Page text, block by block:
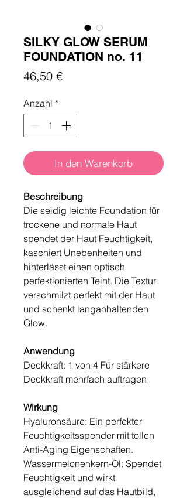
SILKY GLOW SERUM
FOUNDATION no. 11
46,50 €Preis
Anzahl *
In den Warenkorb
Beschreibung
Die seidig leichte Foundation für
trockene und normale Haut
spendet der Haut Feuchtigkeit,
kaschiert Unebenheiten und
hinterlässt einen optisch
perfektionierten Teint. Die Textur
verschmilzt perfekt mit der Haut
und schenkt langanhaltenden
Glow.
Anwendung
Deckkraft: 1 von 4 Für stärkere
Deckkraft mehrfach auftragen
Wirkung
Hyaluronsäure: Ein perfekter
Feuchtigkeitsspender mit tollen
Anti-Aging Eigenschaften.
Wassermelonenkern-Öl: Spendet
Feuchtigkeit und wirkt
ausgleichend auf das Hautbild,